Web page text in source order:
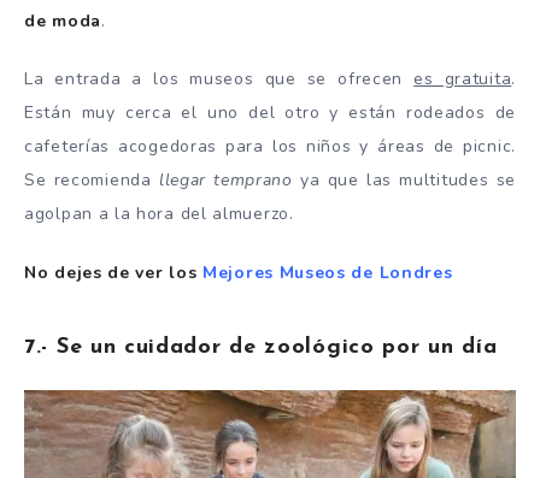
de moda.
La entrada a los museos que se ofrecen es gratuita.
Están muy cerca el uno del otro y están rodeados de
cafeterías acogedoras para los niños y áreas de picnic.
Se recomienda llegar temprano ya que las multitudes se
agolpan a la hora del almuerzo.
No dejes de ver los Mejores Museos de Londres
7.- Se un cuidador de zoológico por un día